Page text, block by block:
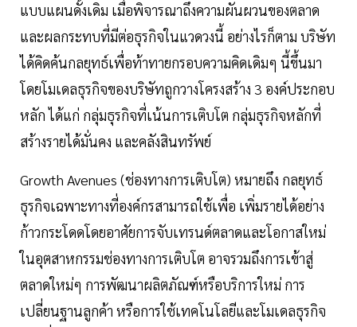
แบบแผนดั้งเดิม เมื่อพิจารณาถึงความผันผวนของตลาด
และผลกระทบที่มีต่อธุรกิจในแวดวงนี้ อย่างไรก็ตาม บริษัท
ได้คิดค้นกลยุทธ์เพื่อท้าทายกรอบความคิดเดิมๆ นี้ขึ้นมา
โดยโมเดลธุรกิจของบริษัทถูกวางโครงสร้าง 3 องค์ประกอบ
หลัก ได้แก่ กลุ่มธุรกิจที่เน้นการเติบโต กลุ่มธุรกิจหลักที่
สร้างรายได้มั่นคง และคลังสินทรัพย์
Growth Avenues (ช่องทางการเติบโต) หมายถึง กลยุทธ์
ธุรกิจเฉพาะทางที่องค์กรสามารถใช้เพื่อ เพิ่มรายได้อย่าง
ก้าวกระโดดโดยอาศัยการจับเทรนด์ตลาดและโอกาสใหม่
ในอุตสาหกรรมช่องทางการเติบโต อาจรวมถึงการเข้าสู่
ตลาดใหม่ๆ การพัฒนาผลิตภัณฑ์หรือบริการใหม่ การ
เปลี่ยนฐานลูกค้า หรือการใช้เทคโนโลยีและโมเดลธุรกิจ